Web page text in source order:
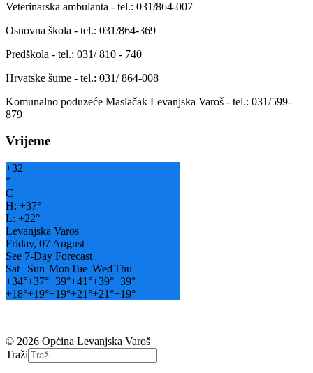
Veterinarska ambulanta - tel.: 031/864-007
Osnovna škola - tel.: 031/864-369
Predškola - tel.: 031/ 810 - 740
Hrvatske šume - tel.: 031/ 864-008
Komunalno poduzeće Maslačak Levanjska Varoš - tel.: 031/599-
879
Vrijeme
+32
°
C
H: +37°
L: +22°
Levanjska Varos
Friday, 07 August
See 7-Day Forecast
Sat
Sun MonTue WedThu
+34°+37°+39°+41°+39°+39°
+18°+19°+19°+21°+21°+19°
© 2026 Općina Levanjska Varoš
Traži